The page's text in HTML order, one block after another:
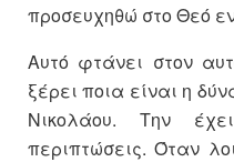
προσευχηθώ στο Θεό
Αυτό φτάνει στον
ξέρει ποια είναι η
Νικολάου. Την
περιπτώσεις. Όταν